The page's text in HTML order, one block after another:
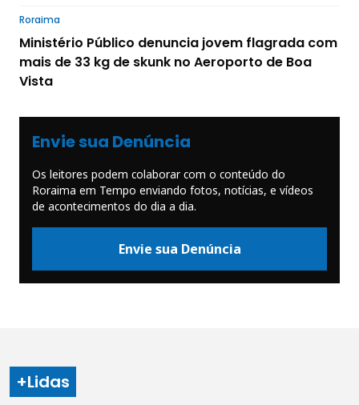
Roraima
Ministério Público denuncia jovem flagrada com
mais de 33 kg de skunk no Aeroporto de Boa
Vista
Envie sua Denúncia
Os leitores podem colaborar com o conteúdo do
Roraima em Tempo enviando fotos, notícias, e vídeos
de acontecimentos do dia a dia.
Envie sua Denúncia
+Lidas